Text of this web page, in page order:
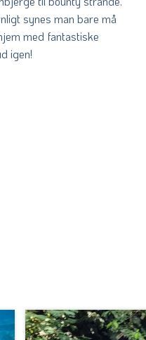
synes man bare må
med fantastiske
igen!